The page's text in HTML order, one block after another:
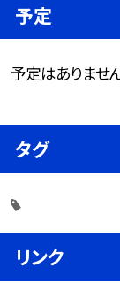
予定
予定はありませ
タグ
リンク